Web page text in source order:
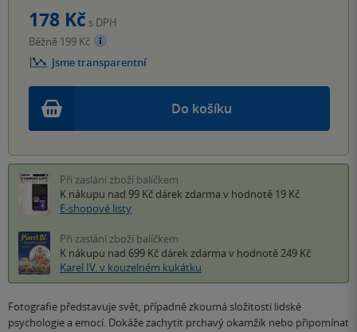
Do košíku
178 Kč s DPH
Běžně 199 Kč
Jsme transparentní
Při zaslání zboží balíčkem
K nákupu nad 99 Kč dárek zdarma v hodnotě 19 Kč
E-shopové listy
Při zaslání zboží balíčkem
K nákupu nad 699 Kč dárek zdarma v hodnotě 249 Kč
Karel IV. v kouzelném kukátku
Fotografie představuje svět, případně zkoumá složitosti lidské
psychologie a emocí. Dokáže zachytit prchavý okamžik nebo připomínat